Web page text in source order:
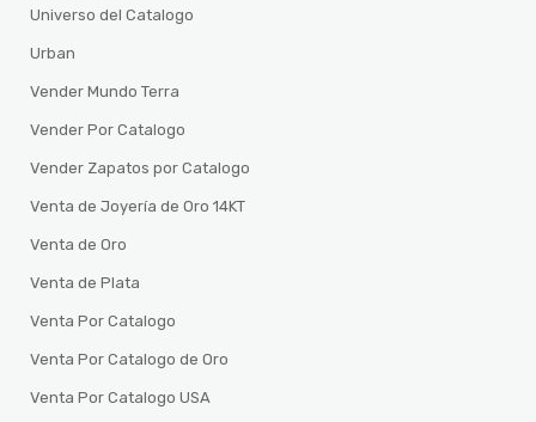
Universo del Catalogo
Urban
Vender Mundo Terra
Vender Por Catalogo
Vender Zapatos por Catalogo
Venta de Joyería de Oro 14KT
Venta de Oro
Venta de Plata
Venta Por Catalogo
Venta Por Catalogo de Oro
Venta Por Catalogo USA